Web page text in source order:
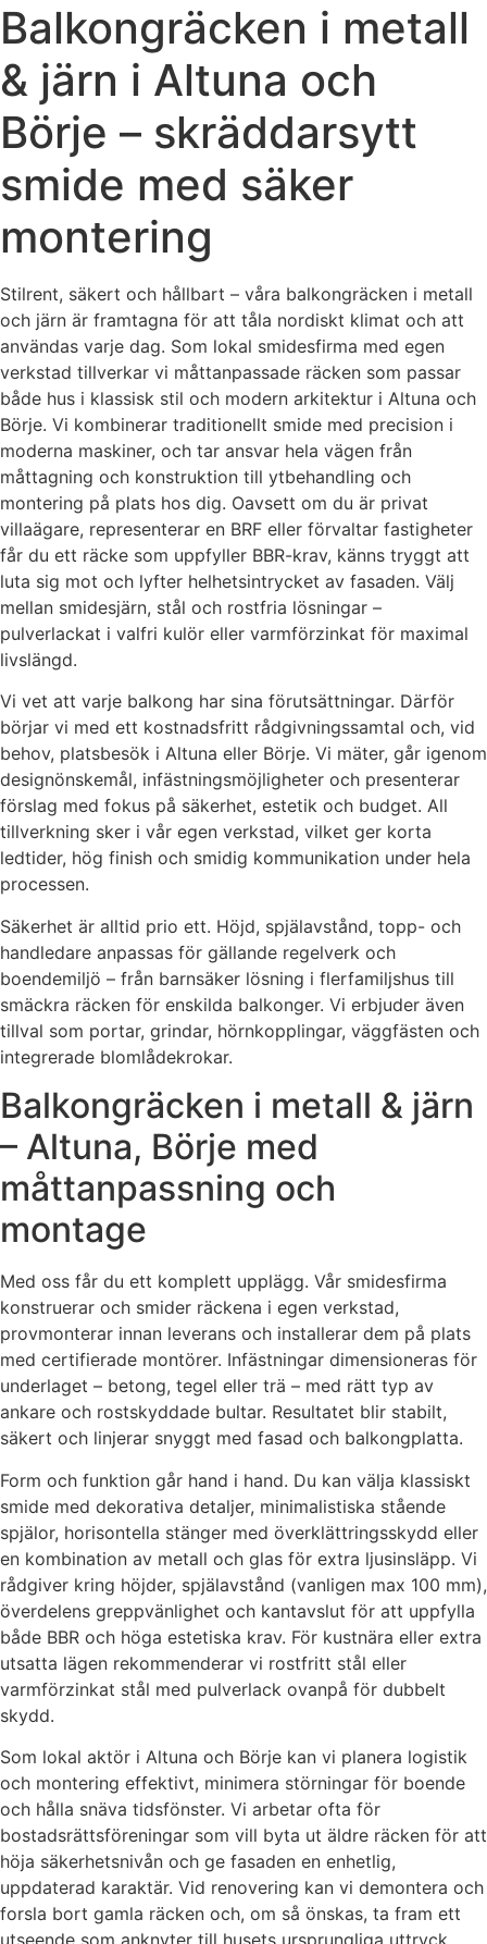
Balkongräcken i metall
& järn i Altuna och
Börje – skräddarsytt
smide med säker
montering
Stilrent, säkert och hållbart – våra balkongräcken i metall
och järn är framtagna för att tåla nordiskt klimat och att
användas varje dag. Som lokal smidesfirma med egen
verkstad tillverkar vi måttanpassade räcken som passar
både hus i klassisk stil och modern arkitektur i Altuna och
Börje. Vi kombinerar traditionellt smide med precision i
moderna maskiner, och tar ansvar hela vägen från
måttagning och konstruktion till ytbehandling och
montering på plats hos dig. Oavsett om du är privat
villaägare, representerar en BRF eller förvaltar fastigheter
får du ett räcke som uppfyller BBR-krav, känns tryggt att
luta sig mot och lyfter helhetsintrycket av fasaden. Välj
mellan smidesjärn, stål och rostfria lösningar –
pulverlackat i valfri kulör eller varmförzinkat för maximal
livslängd.
Vi vet att varje balkong har sina förutsättningar. Därför
börjar vi med ett kostnadsfritt rådgivningssamtal och, vid
behov, platsbesök i Altuna eller Börje. Vi mäter, går igenom
designönskemål, infästningsmöjligheter och presenterar
förslag med fokus på säkerhet, estetik och budget. All
tillverkning sker i vår egen verkstad, vilket ger korta
ledtider, hög finish och smidig kommunikation under hela
processen.
Säkerhet är alltid prio ett. Höjd, spjälavstånd, topp- och
handledare anpassas för gällande regelverk och
boendemiljö – från barnsäker lösning i flerfamiljshus till
smäckra räcken för enskilda balkonger. Vi erbjuder även
tillval som portar, grindar, hörnkopplingar, väggfästen och
integrerade blomlådekrokar.
Balkongräcken i metall & järn
– Altuna, Börje med
måttanpassning och
montage
Med oss får du ett komplett upplägg. Vår smidesfirma
konstruerar och smider räckena i egen verkstad,
provmonterar innan leverans och installerar dem på plats
med certifierade montörer. Infästningar dimensioneras för
underlaget – betong, tegel eller trä – med rätt typ av
ankare och rostskyddade bultar. Resultatet blir stabilt,
säkert och linjerar snyggt med fasad och balkongplatta.
Form och funktion går hand i hand. Du kan välja klassiskt
smide med dekorativa detaljer, minimalistiska stående
spjälor, horisontella stänger med överklättringsskydd eller
en kombination av metall och glas för extra ljusinsläpp. Vi
rådgiver kring höjder, spjälavstånd (vanligen max 100 mm),
överdelens greppvänlighet och kantavslut för att uppfylla
både BBR och höga estetiska krav. För kustnära eller extra
utsatta lägen rekommenderar vi rostfritt stål eller
varmförzinkat stål med pulverlack ovanpå för dubbelt
skydd.
Som lokal aktör i Altuna och Börje kan vi planera logistik
och montering effektivt, minimera störningar för boende
och hålla snäva tidsfönster. Vi arbetar ofta för
bostadsrättsföreningar som vill byta ut äldre räcken för att
höja säkerhetsnivån och ge fasaden en enhetlig,
uppdaterad karaktär. Vid renovering kan vi demontera och
forsla bort gamla räcken och, om så önskas, ta fram ett
utseende som anknyter till husets ursprungliga uttryck.